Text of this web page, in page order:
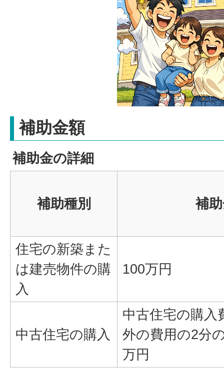
補助金額
補助金の詳細
補助種別 補
住宅の新築また
は建売物件の購
入
100万円
中古住宅の購入
中古住宅の購入
外の費用の2分
万円